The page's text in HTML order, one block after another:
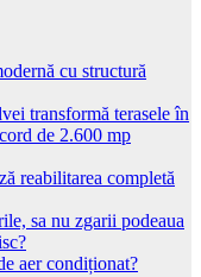
cu structură
transformă terasele în
de 2.600 mp
reabilitarea completă
sa nu zgarii podeaua
aer condiționat?